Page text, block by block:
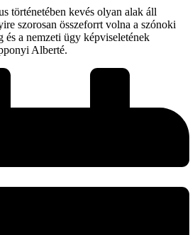
történetében kevés olyan alak áll
szorosan összeforrt volna a szónoki
és a nemzeti ügy képviseletének
Alberté.